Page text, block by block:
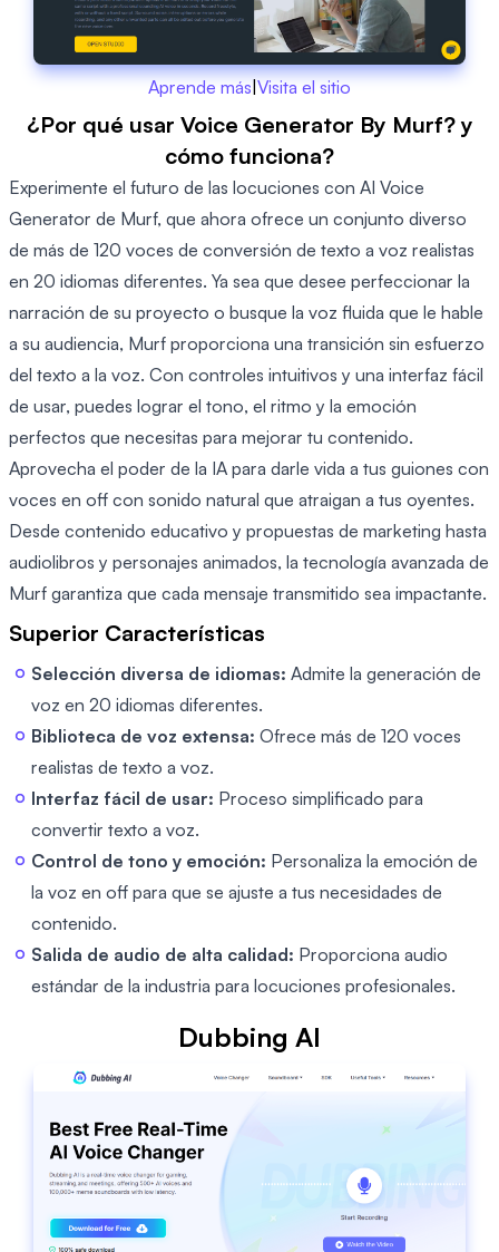
Aprende más Visita el sitio
¿Por qué usar Voice Generator By Murf? y
cómo funciona?
Experimente el futuro de las locuciones con AI Voice
Generator de Murf, que ahora ofrece un conjunto diverso
de más de 120 voces de conversión de texto a voz realistas
en 20 idiomas diferentes. Ya sea que desee perfeccionar la
narración de su proyecto o busque la voz fluida que le hable
a su audiencia, Murf proporciona una transición sin esfuerzo
del texto a la voz. Con controles intuitivos y una interfaz fácil
de usar, puedes lograr el tono, el ritmo y la emoción
perfectos que necesitas para mejorar tu contenido.
Aprovecha el poder de la IA para darle vida a tus guiones con
voces en off con sonido natural que atraigan a tus oyentes.
Desde contenido educativo y propuestas de marketing hasta
audiolibros y personajes animados, la tecnología avanzada de
Murf garantiza que cada mensaje transmitido sea impactante.
Superior Características
Selección diversa de idiomas: Admite la generación de
voz en 20 idiomas diferentes.
Biblioteca de voz extensa: Ofrece más de 120 voces
realistas de texto a voz.
Interfaz fácil de usar: Proceso simplificado para
convertir texto a voz.
Control de tono y emoción: Personaliza la emoción de
la voz en off para que se ajuste a tus necesidades de
contenido.
Salida de audio de alta calidad: Proporciona audio
estándar de la industria para locuciones profesionales.
Dubbing AI